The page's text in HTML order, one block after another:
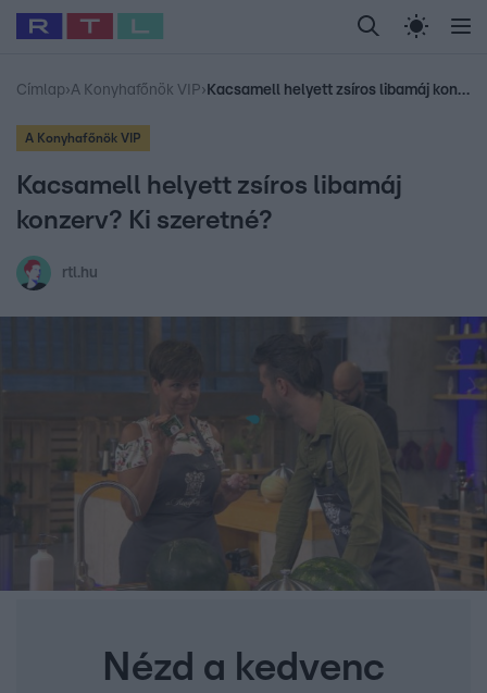
Legfrissebb RTL Híradó Randi Celeb vagyok,
Babits Marcella Most Wanted Gallusz
Címlap›A Konyhafőnök VIP› Kacsamell helyett zsíros libamáj konzerv? Ki szeretné?
A Konyhafőnök VIP
Kacsamell helyett zsíros libamáj
konzerv? Ki szeretné?
rtl.hu
Nézd a kedvenc